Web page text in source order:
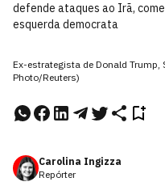
defende ataques ao Irã,
esquerda democrata
Ex-estrategista de Donald Trump,
Photo/Reuters)
Carolina Ingizza
Repórter